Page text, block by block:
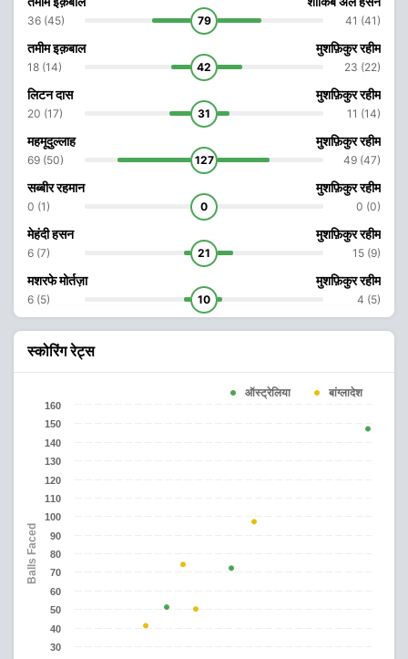
36 (45) 79 41 (41)
तमीम इक़बाल
18 (14) 42
मुशफ़िकुर रहीम
23 (22)
लिटन दास
20 (17) 31
मुशफ़िकुर रहीम
11 (14)
महमूदुल्लाह
69 (50) 127
मुशफ़िकुर रहीम
49 (47)
सब्बीर रहमान
0 (1) 0
मुशफ़िकुर रहीम
0 (0)
मेहंदी हसन
6 (7) 21
मुशफ़िकुर रहीम
15 (9)
मशरफे मोर्तज़ा
6 (5) 10
मुशफ़िकुर रहीम
4 (5)
स्कोरिंग रेट्स
Balls Faced
ऑस्ट्रेलिया बांग्लादेश
30
40
50
60
70
80
90
100
110
120
130
140
150
160